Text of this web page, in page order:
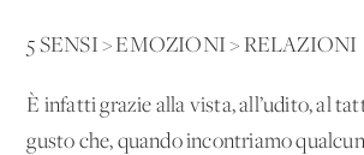
5 SENSI > EMOZIONI > RELAZIONI
È infatti grazie alla vista, all’udito, al
gusto che, quando incontriamo